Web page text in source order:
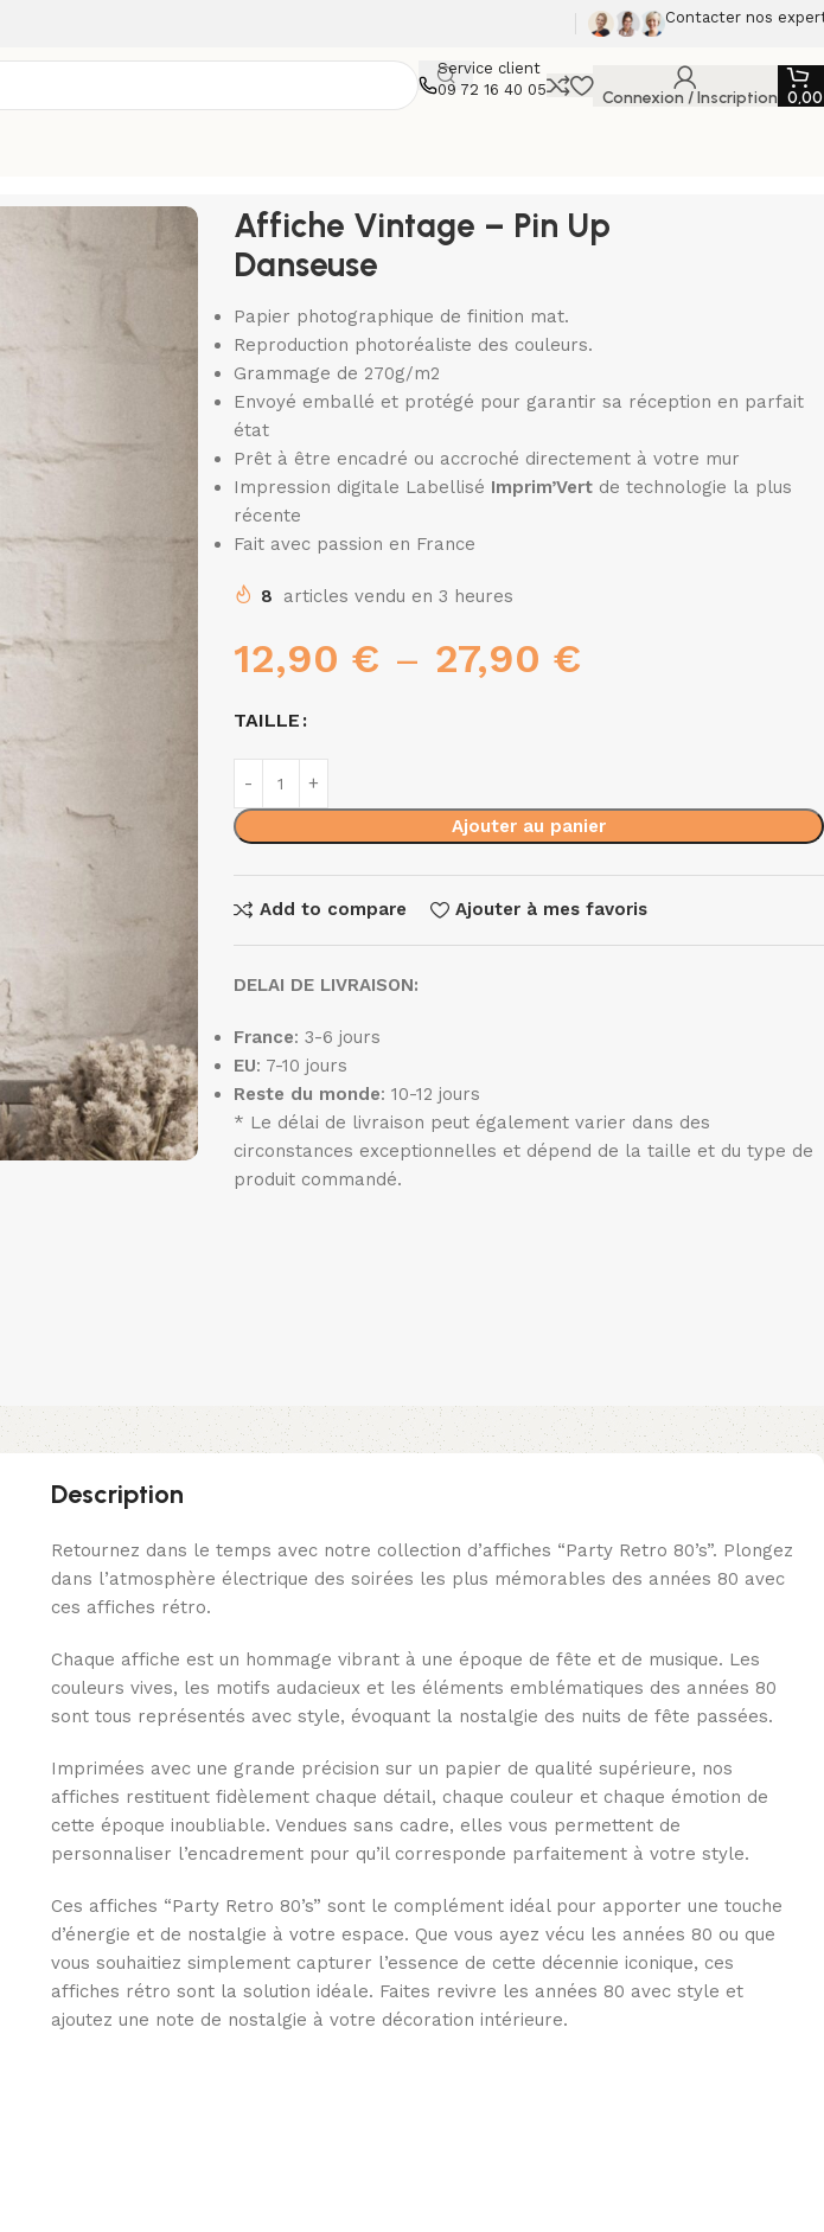
Contacter nos
Service client
09 72 16 40 05
Connexion / Inscription
Affiche Vintage – Pin Up
Danseuse
Papier photographique de finition mat.
Reproduction photoréaliste des couleurs.
Grammage de 270g/m2
Envoyé emballé et protégé pour garantir sa réception en parfait
état
Prêt à être encadré ou accroché directement à votre mur
Impression digitale Labellisé Imprim’Vertde technologie la plus
récente
Fait avec passion en France
8 articles vendu en 3 heures
12,90 € – 27,90 €
TAILLE
Ajouter au panier
Add to compare Ajouter à mes favoris
DELAI DE LIVRAISON:
France: 3-6 jours
EU: 7-10 jours
Reste du monde: 10-12 jours
* Le délai de livraison peut également varier dans des
circonstances exceptionnelles et dépend de la taille et du type de
produit commandé.
Description
Retournez dans le temps avec notre collection d’affiches “Party Retro 80’s”. Plongez
dans l’atmosphère électrique des soirées les plus mémorables des années 80 avec
ces affiches rétro.
Chaque affiche est un hommage vibrant à une époque de fête et de musique. Les
couleurs vives, les motifs audacieux et les éléments emblématiques des années 80
sont tous représentés avec style, évoquant la nostalgie des nuits de fête passées.
Imprimées avec une grande précision sur un papier de qualité supérieure, nos
affiches restituent fidèlement chaque détail, chaque couleur et chaque émotion de
cette époque inoubliable. Vendues sans cadre, elles vous permettent de
personnaliser l’encadrement pour qu’il corresponde parfaitement à votre style.
Ces affiches “Party Retro 80’s” sont le complément idéal pour apporter une touche
d’énergie et de nostalgie à votre espace. Que vous ayez vécu les années 80 ou que
vous souhaitiez simplement capturer l’essence de cette décennie iconique, ces
affiches rétro sont la solution idéale. Faites revivre les années 80 avec style et
ajoutez une note de nostalgie à votre décoration intérieure.